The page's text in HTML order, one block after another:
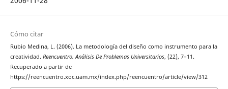
Cómo citar
Rubio Medina, L. (2006). La metodología del diseño como instrumento para la
creatividad. Reencuentro. Análisis De Problemas Universitarios, (22), 7–11.
Recuperado a partir de
https://reencuentro.xoc.uam.mx/index.php/reencuentro/article/view/312